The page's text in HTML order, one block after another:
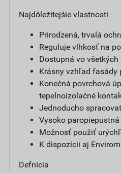
Najdôležitejšie vlastnosti
Prirodzená, trvalá
Reguluje vlhkosť na
Dostupná vo
Krásny vzhľad fasády
Konečná povrchová
tepelnoizolačné
Jednoducho
Vysoko
Možnosť použiť
K dispozícii aj
Defnícia